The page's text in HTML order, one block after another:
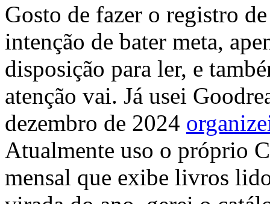
Gosto de fazer o registro
intenção de bater meta,
disposição para ler, e
atenção vai. Já usei
dezembro de 2024
Atualmente uso o próprio
mensal que exibe livros